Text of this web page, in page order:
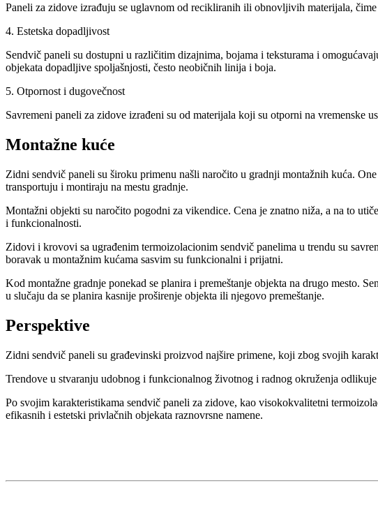
Paneli za zidove izrađuju se uglavnom od recikliranih ili obnovljivih materijala,
4. Estetska dopadljivost
Sendvič paneli su dostupni u različitim dizajnima, bojama i teksturama i
objekata dopadljive spoljašnjosti, često neobičnih linija i boja.
5. Otpornost i dugovečnost
Savremeni paneli za zidove izrađeni su od materijala koji su otporni na
Montažne kuće
Zidni sendvič paneli su široku primenu našli naročito u gradnji montažnih kuća.
transportuju i montiraju na mestu gradnje.
Montažni objekti su naročito pogodni za vikendice. Cena je znatno niža, a na to
i funkcionalnosti.
Zidovi i krovovi sa ugrađenim termoizolacionim sendvič panelima u trendu su
boravak u montažnim kućama sasvim su funkcionalni i prijatni.
Kod montažne gradnje ponekad se planira i premeštanje objekta na drugo mesto.
u slučaju da se planira kasnije proširenje objekta ili njegovo premeštanje.
Perspektive
Zidni sendvič paneli su građevinski proizvod najšire primene, koji zbog svojih
Trendove u stvaranju udobnog i funkcionalnog životnog i radnog okruženja
Po svojim karakteristikama sendvič paneli za zidove, kao visokokvalitetni
efikasnih i estetski privlačnih objekata raznovrsne namene.